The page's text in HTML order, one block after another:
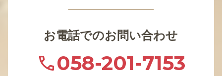
お電話でのお問い合わせ
058-201-7153